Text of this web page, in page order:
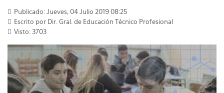
Publicado: Jueves, 04 Julio 2019 08:25
Escrito por Dir. Gral. de Educación Técnico Profesional
Visto: 3703